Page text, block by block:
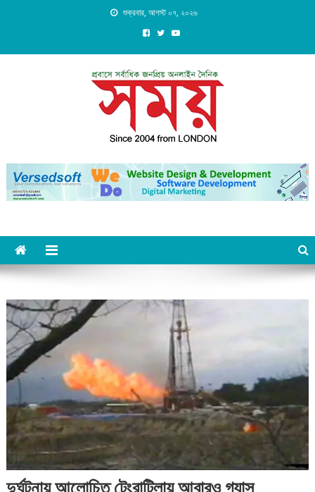
শুক্রবার, আগস্ট ০৭, ২০২৬
Daily Shomoy, Since 2004
from LONDON